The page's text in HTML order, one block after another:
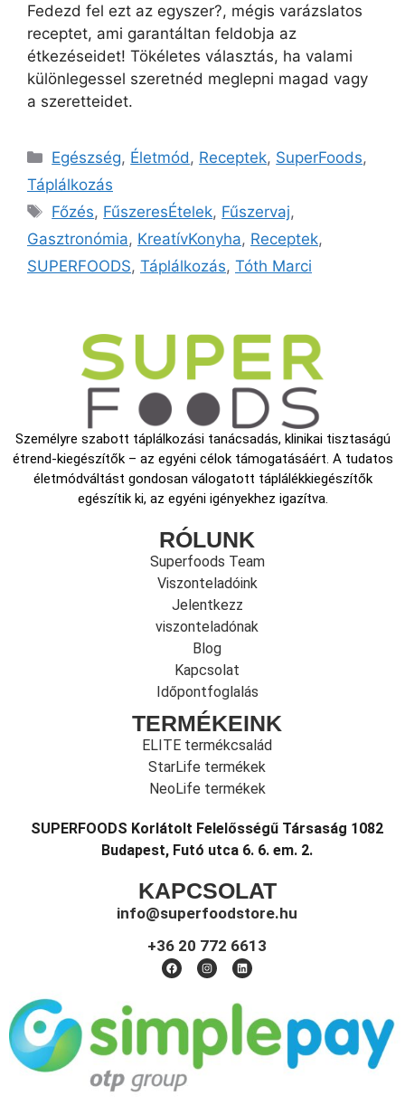
Fedezd fel ezt az egyszer?, mégis varázslatos
receptet, ami garantáltan feldobja az
étkezéseidet! Tökéletes választás, ha valami
különlegessel szeretnéd meglepni magad vagy
a szeretteidet.
Egészség, Életmód , Receptek, SuperFoods,
Táplálkozás
Főzés, FűszeresÉtelek, Fűszervaj,
Gasztronómia, KreatívKonyha, Receptek,
SUPERFOODS, Táplálkozás, Tóth Marci
Személyre szabott táplálkozási tanácsadás, klinikai tisztaságú
étrend-kiegészítők – az egyéni célok támogatásáért. A tudatos
életmódváltást gondosan válogatott táplálékkiegészítők
egészítik ki, az egyéni igényekhez igazítva.
RÓLUNK
Superfoods Team
Viszonteladóink
Jelentkezz
viszonteladónak
Blog
Kapcsolat
Időpontfoglalás
TERMÉKEINK
ELITE termékcsalád
StarLife termékek
NeoLife termékek
SUPERFOODS Korlátolt Felelősségű Társaság 1082
Budapest, Futó utca 6. 6. em. 2.
KAPCSOLAT
info@superfoodstore.hu
+36 20 772 6613